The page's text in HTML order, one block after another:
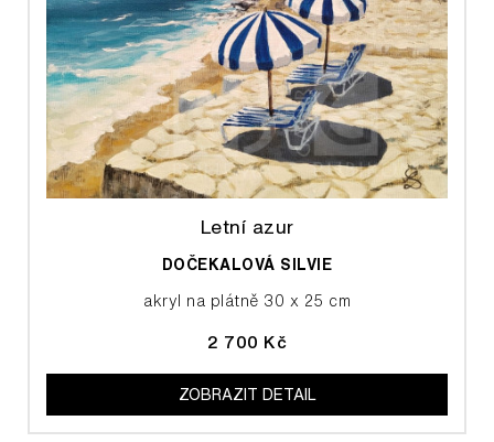
Letní azur
DOČEKALOVÁ SILVIE
akryl na plátně 30 x 25 cm
2 700 Kč
ZOBRAZIT DETAIL